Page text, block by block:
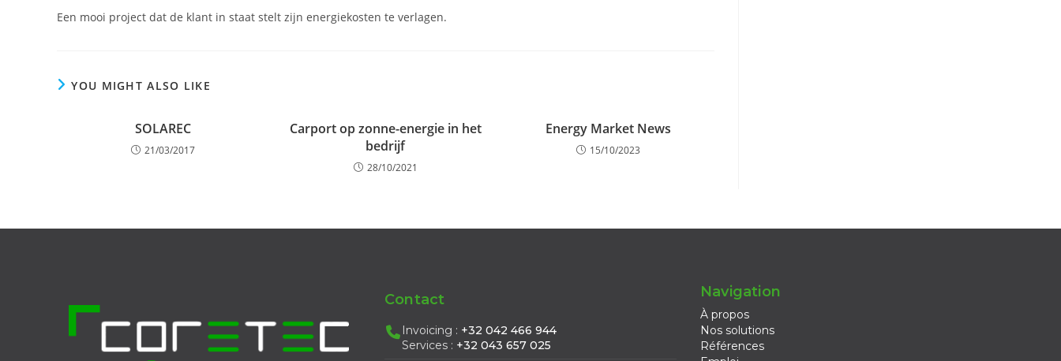
Een mooi project dat de klant in staat stelt zijn energiekosten te verlagen.
YOU MIGHT ALSO LIKE
SOLAREC
21/03/2017
Carport op zonne-energie in het
bedrijf
28/10/2021
Energy Market News
15/10/2023
Contact
Invoicing : +32 042 466 944
Services : +32 043 657 025
Navigation
À propos
Nos solutions
Références